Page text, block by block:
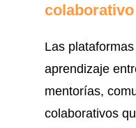
colaborativo
Las
aprendizaje
mentorías,
colaborativos